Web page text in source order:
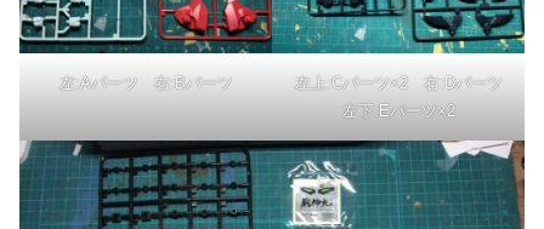
左:Aパーツ 右:Bパーツ
左上:Cパーツ×2 右:Dパーツ
左下:Eパーツ×2